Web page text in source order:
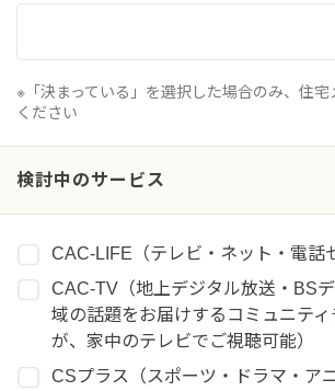
※「決まっている」を選択した場合のみ、住宅
ください
検討中のサービス
CAC-LIFE（テレビ・ネット・電話
CAC-TV（地上デジタル放送・BS
域の話題をお届けするコミュニテ
が、家中のテレビでご視聴可能）
CSプラス（スポーツ・ドラマ・ア